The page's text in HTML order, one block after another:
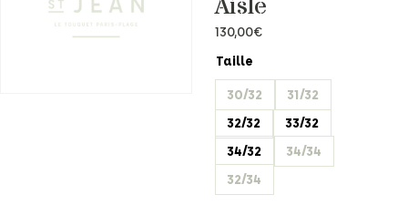
Aisle
130,00€
Taille
30/32
31/32
32/32
33/32
34/32
34/34
32/34